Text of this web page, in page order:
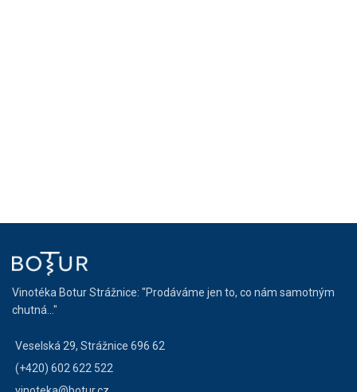
Vinotéka Botur Strážnice: "Prodáváme jen to, co nám samotným
chutná..."
Veselská 29, Strážnice 696 62
(+420) 602 622 522